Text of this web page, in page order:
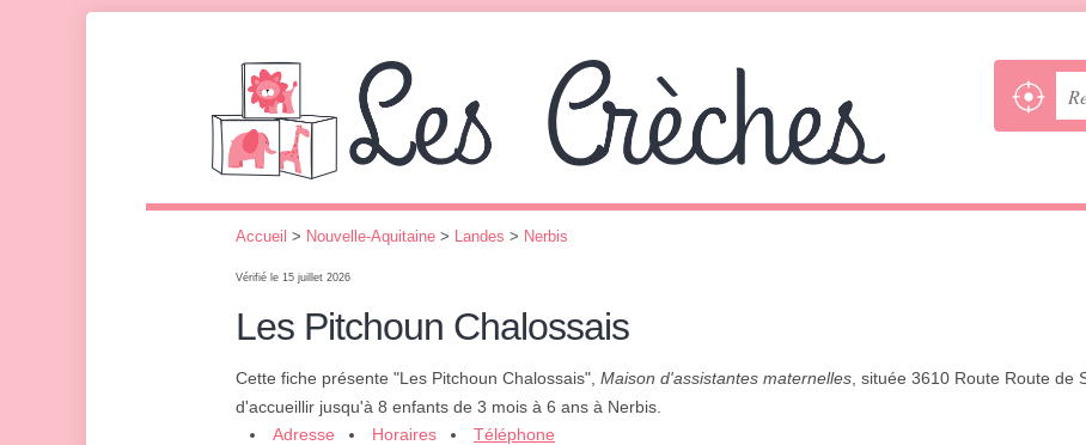
Accueil > Nouvelle-Aquitaine > Landes > Nerbis
Vérifié le 15 juillet 2026
Les Pitchoun Chalossais
Cette fiche présente "Les Pitchoun Chalossais", Maison d'assistantes maternelles , située 3610 Route Route
d'accueillir jusqu'à 8 enfants de 3 mois à 6 ans à Nerbis.
Adresse
Horaires Téléphone